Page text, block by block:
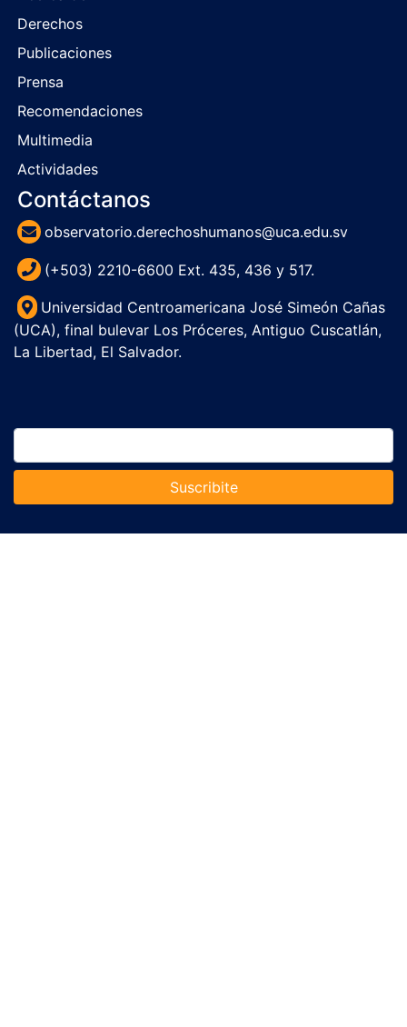
Derechos
Publicaciones
Prensa
Recomendaciones
Multimedia
Actividades
Contáctanos
observatorio.derechoshumanos@uca.edu.sv
(+503) 2210-6600 Ext. 435, 436 y 517.
Universidad Centroamericana José Simeón Cañas
(UCA), final bulevar Los Próceres, Antiguo Cuscatlán,
La Libertad, El Salvador.
Suscribite